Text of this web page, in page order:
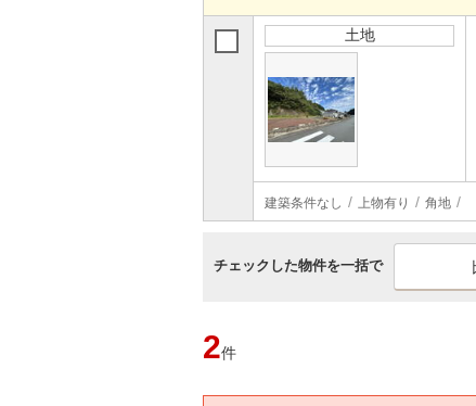
土地
建築条件なし 上物有り 角地
チェックした物件を一括で
2件